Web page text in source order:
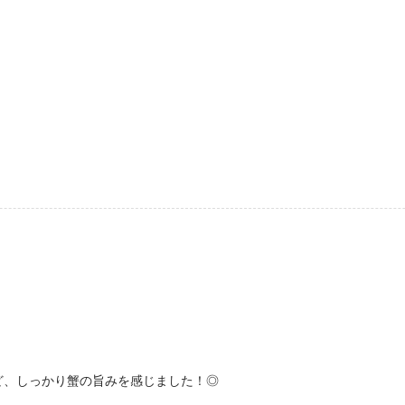
しっかり蟹の旨みを感じました！◎